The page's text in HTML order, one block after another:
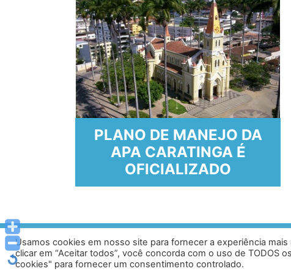
PLANO DE MANEJO DA
APA CARATINGA É
OFICIALIZADO
Av. Prof. Armando Alves da Silva, nº 1950 - Zacarias,
Tel: (33) 3329 8000
Usamos cookies em nosso site para fornecer a experiência
clicar em “Aceitar todos”, você concorda com o uso de
cookies" para fornecer um consentimento controlado.